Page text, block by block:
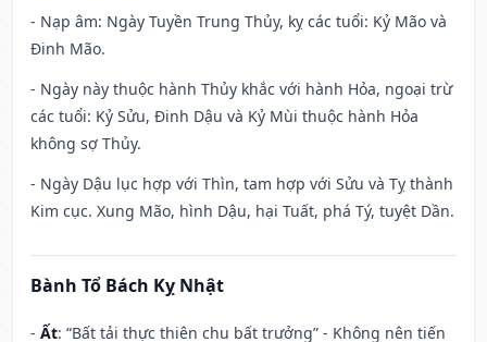
- Nạp âm: Ngày Tuyền Trung Thủy, kỵ các tuổi: Kỷ Mão và
Đinh Mão.
- Ngày này thuộc hành Thủy khắc với hành Hỏa, ngoại trừ
các tuổi: Kỷ Sửu, Đinh Dậu và Kỷ Mùi thuộc hành Hỏa
không sợ Thủy.
- Ngày Dậu lục hợp với Thìn, tam hợp với Sửu và Tỵ thành
Kim cục. Xung Mão, hình Dậu, hại Tuất, phá Tý, tuyệt Dần.
Bành Tổ Bách Kỵ Nhật
- Ất: “Bất tải thực thiên chu bất trưởng” - Không nên tiến